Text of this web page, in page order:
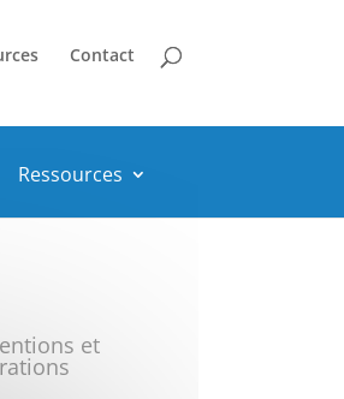
Contact
Ressources
et